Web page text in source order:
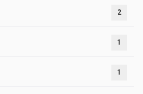
2
1
1